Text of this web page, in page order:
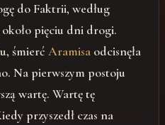
do Faktrii, według
pięciu dni drogi.
śmierć Aramisaodcisnęła
Na pierwszym postoju
wartę. Wartę tę
przyszedł czas na